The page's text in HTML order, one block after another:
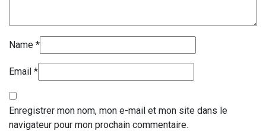
Name *
Email *
Enregistrer mon nom, mon e-mail et mon site dans le
navigateur pour mon prochain commentaire.